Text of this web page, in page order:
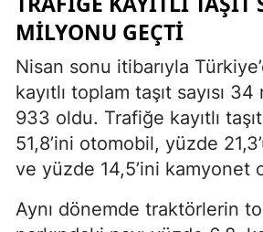
MILYONU GEÇTI
Nisan sonu itibarıyla
kayıtlı toplam taşıt sayısı
933 oldu. Trafiğe kayıtlı
51,8’ini otomobil, yüzde
ve yüzde 14,5’ini kamyonet
Aynı dönemde traktörlerin